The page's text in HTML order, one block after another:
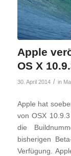
Apple
OS X
30. April 2014 / in
Apple hat
von OSX
die
bisherigen
Verfügung.